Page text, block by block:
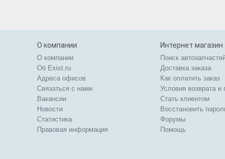
О компании
О компании
Об Exist.ru
Адреса офисов
Связаться с нами
Вакансии
Новости
Статистика
Правовая информация
Интернет магазин
Поиск
Доставка заказа
Как оплатить заказ
Условия возврата и
Стать клиентом
Восстановить
Форумы
Помощь